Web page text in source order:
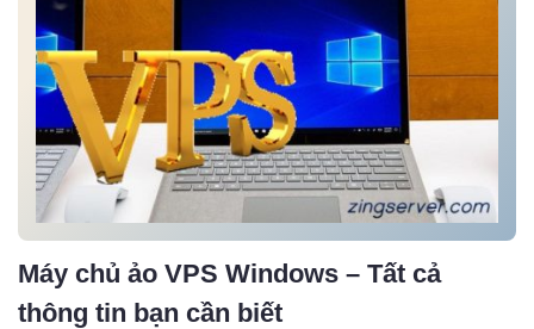
Máy chủ ảo VPS Windows – Tất cả
thông tin bạn cần biết